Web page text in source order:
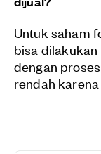
Untuk saham
bisa dilakukan
dengan
rendah